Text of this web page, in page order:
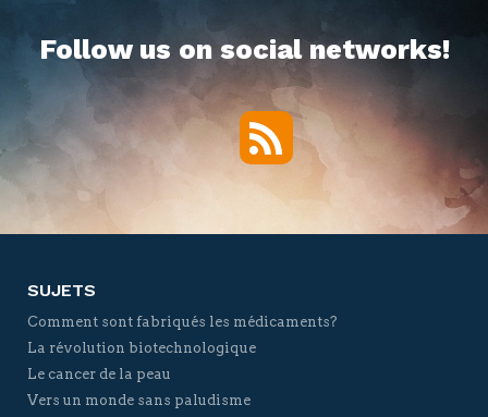
Follow us on social networks!
RSS
SUJETS
Comment sont fabriqués les médicaments?
La révolution biotechnologique
Le cancer de la peau
Vers un monde sans paludisme